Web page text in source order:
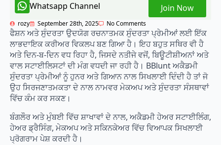
Whatsapp Channel Join Now
rozy September 28th, 2025 No Comments
ਫੈਸ਼ਨ ਅਤੇ ਸੁੰਦਰਤਾ ਉਦਯੋਗ ਰਚਨਾਤਮਕ ਸੁੰਦਰਤਾ ਪ੍ਰੇਮੀਆਂ ਲਈ ਇੱਕ
ਲਾਭਦਾਇਕ ਕਰੀਅਰ ਵਿਕਲਪ ਬਣ ਗਿਆ ਹੈ। ਇਹ ਬਹੁਤ ਸਥਿਰ ਵੀ ਹੈ
ਅਤੇ ਦਿਨ-ਬ-ਦਿਨ ਵਧ ਰਿਹਾ ਹੈ, ਜਿਸਦੇ ਨਤੀਜੇ ਵਜੋਂ, ਬਿਊਟੀਸ਼ੀਅਨਾਂ ਅਤੇ
ਵਾਲ ਸਟਾਈਲਿਸਟਾਂ ਦੀ ਮੰਗ ਵਧਦੀ ਜਾ ਰਹੀ ਹੈ। BBlunt ਅਕੈਡਮੀ
ਸੁੰਦਰਤਾ ਪ੍ਰੇਮੀਆਂ ਨੂੰ ਹੁਨਰ ਅਤੇ ਗਿਆਨ ਨਾਲ ਸਿਖਲਾਈ ਦਿੰਦੀ ਹੈ ਤਾਂ ਜੋ
ਉਹ ਸਿਰਜਣਾਤਮਕਤਾ ਦੇ ਨਾਲ ਨਾਮਵਰ ਮੇਕਅਪ ਅਤੇ ਸੁੰਦਰਤਾ ਸੰਸਥਾਵਾਂ
ਵਿੱਚ ਕੰਮ ਕਰ ਸਕਣ।
ਬੰਗਲੌਰ ਅਤੇ ਮੁੰਬਈ ਵਿੱਚ ਸ਼ਾਖਾਵਾਂ ਦੇ ਨਾਲ, ਅਕੈਡਮੀ ਹੇਅਰ ਸਟਾਈਲਿੰਗ,
ਹੇਅਰ ਡ੍ਰੈਸਿੰਗ, ਮੇਕਅਪ ਅਤੇ ਸਕਿਨਕੇਅਰ ਵਿੱਚ ਵਿਆਪਕ ਸਿਖਲਾਈ
ਪ੍ਰੋਗਰਾਮ ਪੇਸ਼ ਕਰਦੀ ਹੈ।